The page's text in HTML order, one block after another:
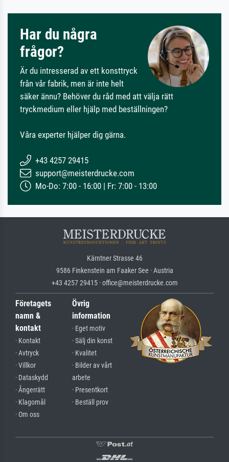
Har du några
frågor?
Är du intresserad av ett konsttryck
från vår fabrik, men är inte helt
säker ännu? Behöver du råd med att välja rätt
tryckmedium eller hjälp med beställningen?
Våra experter hjälper dig gärna.
+43 4257 29415
support@meisterdrucke.com
Mo-Do: 7:00 - 16:00 | Fr: 7:00 - 13:00
Kärntner Strasse 46
9586 Finkenstein am Faaker See · Austria
+43 4257 29415 · office@meisterdrucke.com
Företagets
namn &
kontakt
· Kontakt
· Avtryck
· Villkor
· Dataskydd
· Ångerrätt
· Klagomål
· Om oss
Övrig
information
· Eget motiv
· Sälj din konst
· Kvalitet
· Bilder av vårt
arbete
· Presentkort
· Beställ prov